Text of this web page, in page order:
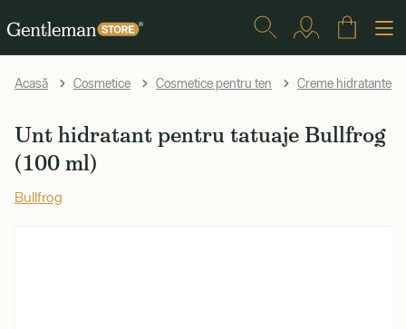
Acasă Cosmetice Cosmetice pentru ten Creme hidratante și
Unt hidratant pentru tatuaje Bullfrog
(100 ml)
Bullfrog